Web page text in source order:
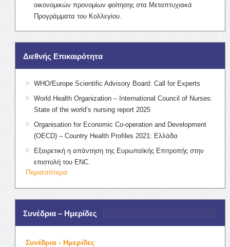
οικονομικών προνομίων φοίτησης στα Μεταπτυχιακά
Προγράμματα του Κολλεγίου.
Διεθνής Επικαιρότητα
WHO/Europe Scientific Advisory Board: Call for Experts
World Health Organization – International Council of Nurses:
State of the world’s nursing report 2025
Organisation for Economic Co-operation and Development
(OECD) – Country Health Profiles 2021: Ελλάδα
Εξαιρετική η απάντηση της Ευρωπαϊκής Επιτροπής στην
επιστολή του ENC.
Περισσότερα
Συνέδρια – Ημερίδες
Συνέδρια - Ημερίδες